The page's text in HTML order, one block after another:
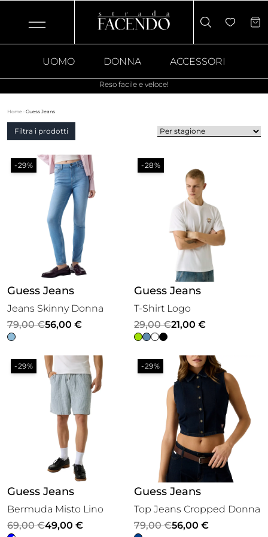
UOMO DONNA ACCESSORI
Reso facile e veloce!
Home · Guess Jeans
Filtra i prodotti
-29%
Guess Jeans
Jeans Skinny Donna
79,00€
Il
prezzo
originale
era:
56,00 €
Il
prezzo
attuale
è:
-28%
Guess Jeans
T-Shirt Logo
29,00€
Il
prezzo
originale
era:
29,00 €.
21,00 €
Il
prezzo
attuale
è:
21,00 €.
-29%
Guess Jeans
Bermuda Misto Lino
69,00€
Il
49,00 €
Il
-29%
Guess Jeans
Top Jeans Cropped Donna
79,00€
Il
56,00 €
Il